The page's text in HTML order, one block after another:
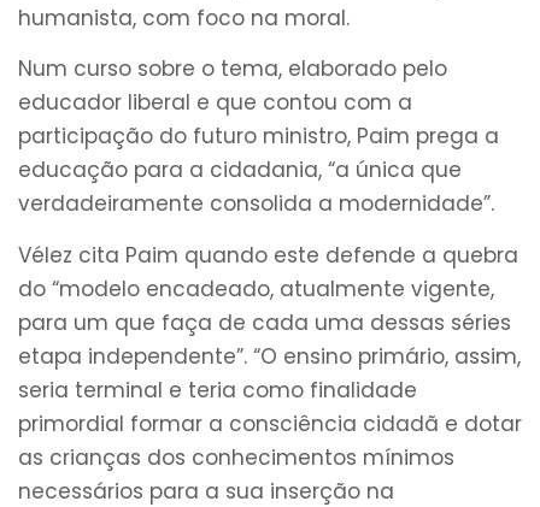
humanista, com foco na moral.
Num curso sobre o tema, elaborado pelo
educador liberal e que contou com a
participação do futuro ministro, Paim prega a
educação para a cidadania, “a única que
verdadeiramente consolida a modernidade”.
Vélez cita Paim quando este defende a quebra
do “modelo encadeado, atualmente vigente,
para um que faça de cada uma dessas séries
etapa independente”. “O ensino primário, assim,
seria terminal e teria como finalidade
primordial formar a consciência cidadã e dotar
as crianças dos conhecimentos mínimos
necessários para a sua inserção na